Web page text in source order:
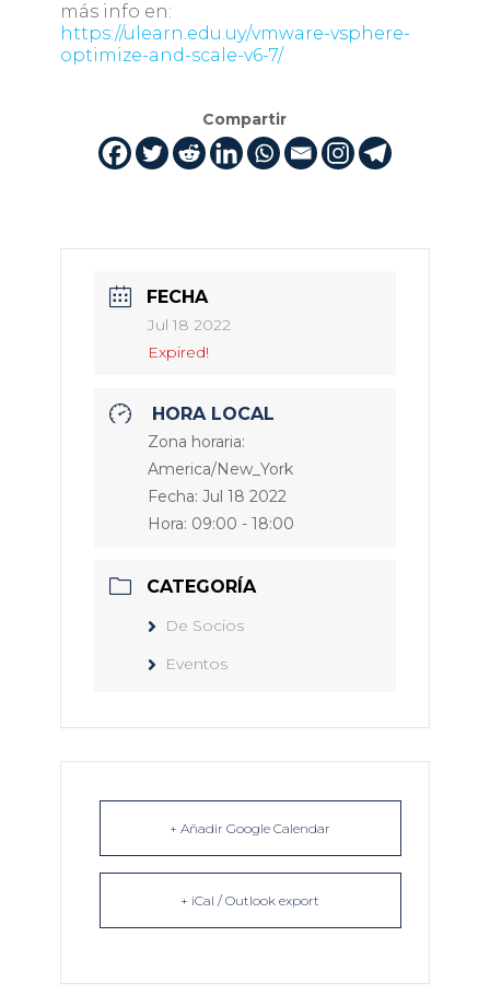
más info en:
https://ulearn.edu.uy/vmware-vsphere-
optimize-and-scale-v6-7/
Compartir
FECHA
Jul 18 2022
Expired!
HORA LOCAL
Zona horaria:
America/New_York
Fecha: Jul 18 2022
Hora: 09:00 - 18:00
CATEGORÍA
De Socios
Eventos
+ Añadir Google Calendar
+ iCal / Outlook export